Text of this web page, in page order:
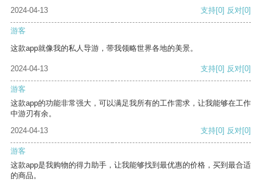
2024-04-13 支持[0] 反对[0]
游客
这款app就像我的私人导游，带我领略世界各地的美景。
2024-04-13 支持[0] 反对[0]
游客
这款app的功能非常强大，可以满足我所有的工作需求，让我能够在工作
中游刃有余。
2024-04-13
支持[0] 反对[0]
游客
这款app是我购物的得力助手，让我能够找到最优惠的价格，买到最合适
的商品。